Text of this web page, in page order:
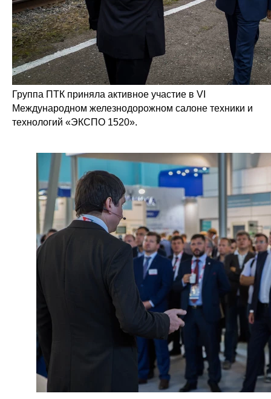
Группа ПТК приняла активное участие в VI
Международном железнодорожном салоне техники и
технологий «ЭКСПО 1520».